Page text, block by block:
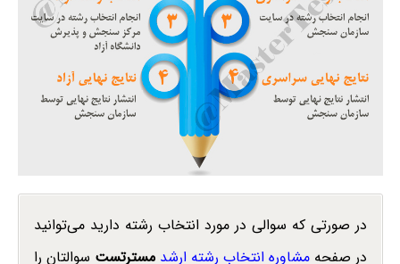
در صورتی که سوالی در مورد انتخاب رشته دارید می‌توانید
در صفحهمشاوره انتخاب رشته ارشد مسترتست سوالتان را